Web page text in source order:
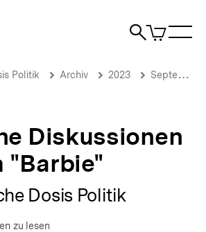
Suche
Artikel
im
Politik Archiv 2023 September 2023
Diskussionen
"Barbie"
Dosis Politik
zu lesen